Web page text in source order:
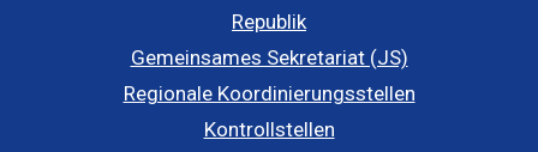
Republik
Gemeinsames Sekretariat (JS)
Regionale Koordinierungsstellen
Kontrollstellen